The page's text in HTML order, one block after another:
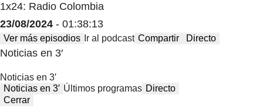
1x24: Radio Colombia
23/08/2024 - 01:38:13
Ver más episodios Ir al podcast Compartir Directo
Noticias en 3′
Noticias en 3′
Noticias en 3′ Últimos programas Directo
Cerrar